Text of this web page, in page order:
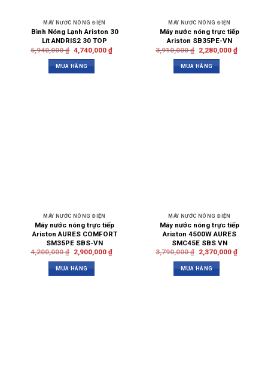
MÁY NƯỚC NÓNG ĐIỆN
Bình Nóng Lạnh Ariston 30
Lít ANDRIS2 30 TOP
5,940,000₫ 4,740,000 ₫
MUA HÀNG
MÁY NƯỚC NÓNG ĐIỆN
Máy nước nóng trực tiếp
Ariston SB35PE-VN
3,910,000₫ 2,280,000 ₫
MUA HÀNG
MÁY NƯỚC NÓNG ĐIỆN
Máy nước nóng trực tiếp
Ariston AURES COMFORT
SM35PE SBS-VN
4,200,000₫ 2,900,000 ₫
MUA HÀNG
MÁY NƯỚC NÓNG ĐIỆN
Máy nước nóng trực tiếp
Ariston 4500W AURES
SMC45E SBS VN
3,790,000₫ 2,370,000 ₫
MUA HÀNG